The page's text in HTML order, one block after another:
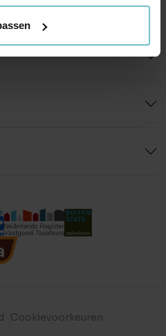
Cookievoorkeuren